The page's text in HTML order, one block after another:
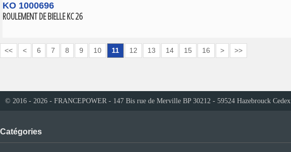
KO 1000696
ROULEMENT DE BIELLE KC 26
<< < 6 7 8 9 10 11 12 13 14 15 16 > >>
© 2016 - 2026 - FRANCEPOWER - 147 Bis rue de Merville BP 30212 - 59524 Hazebrouck Cedex
Catégories